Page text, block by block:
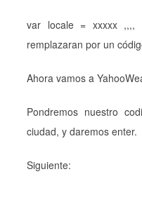
var locale = xxxxx ,,,,
remplazaran por un
Ahora vamos a
Pondremos nuestro
ciudad, y daremos enter.
Siguiente: